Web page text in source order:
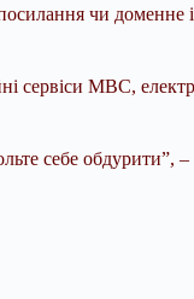
чи доменне
сервіси МВС,
себе